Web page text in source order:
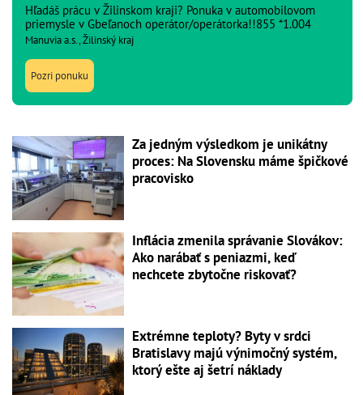
Hľadáš prácu v Žilinskom kraji? Ponuka v automobilovom
priemysle v Gbeľanoch operátor/operátorka!!855 *1.004
Manuvia a.s., Žilinský kraj
Pozri ponuku
Za jedným výsledkom je unikátny
proces: Na Slovensku máme špičkové
pracovisko
Inflácia zmenila správanie Slovákov:
Ako narábať s peniazmi, keď
nechcete zbytočne riskovať?
Extrémne teploty? Byty v srdci
Bratislavy majú výnimočný systém,
ktorý ešte aj šetrí náklady